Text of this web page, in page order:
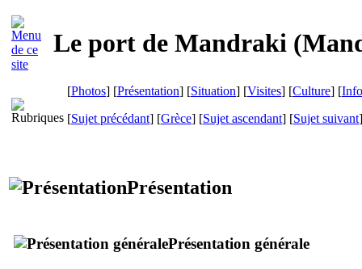
Le port de Mandraki (
[Photos] [Présentation] [Situation] [Visites] [Culture] [
[Sujet précédant] [Grèce] [Sujet ascendant] [Sujet suivant]
Présentation
Présentation générale